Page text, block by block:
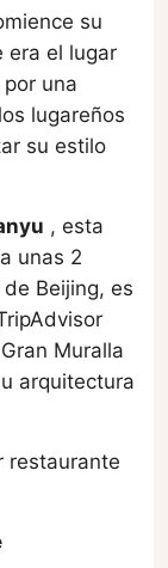
su
era el lugar
una
lugareños
su estilo
, esta
unas 2
Beijing, es
Muralla
arquitectura
restaurante